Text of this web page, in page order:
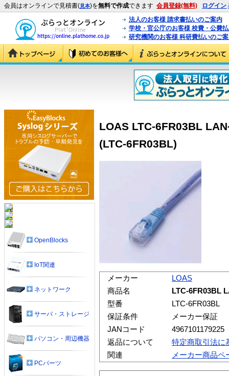
会員はオンラインで見積書(見本)を無料で作成できます 会員登録(無料) ログイン
法人のお客様 請求書払いのご案内
学校・官公庁のお客様 校費・公費
研究機関のお客様 科研費払いのご
LOAS LTC-6FR03BL
(LTC-6FR03BL)
メーカー
LOAS
商品名
LTC-6FR03BL
型番
LTC-6FR03BL
保証条件
メーカー保証
JANコード
4967101179225
返品について
特定商取引法に
関連
メーカー商品ペ
OpenBlocks
IoT関連
ネットワーク
サーバ・ストレージ
パソコン・周辺機器
PCパーツ